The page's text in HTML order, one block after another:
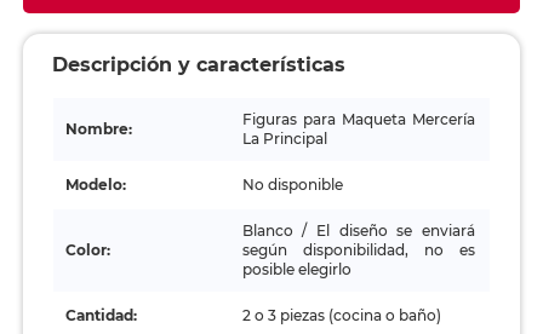
Descripción y características
Nombre:
Figuras para Maqueta Mercería
La Principal
Modelo: No disponible
Color:
Blanco / El diseño se enviará
según disponibilidad, no es
posible elegirlo
Cantidad: 2 o 3 piezas (cocina o baño)